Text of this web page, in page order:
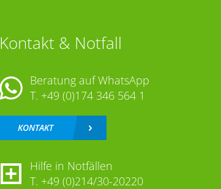
Kontakt & Notfall
Beratung auf WhatsApp
T. +49 (0)174 346 564 1
KONTAKT
Hilfe in Notfällen
T. +49 (0)214/30-20220